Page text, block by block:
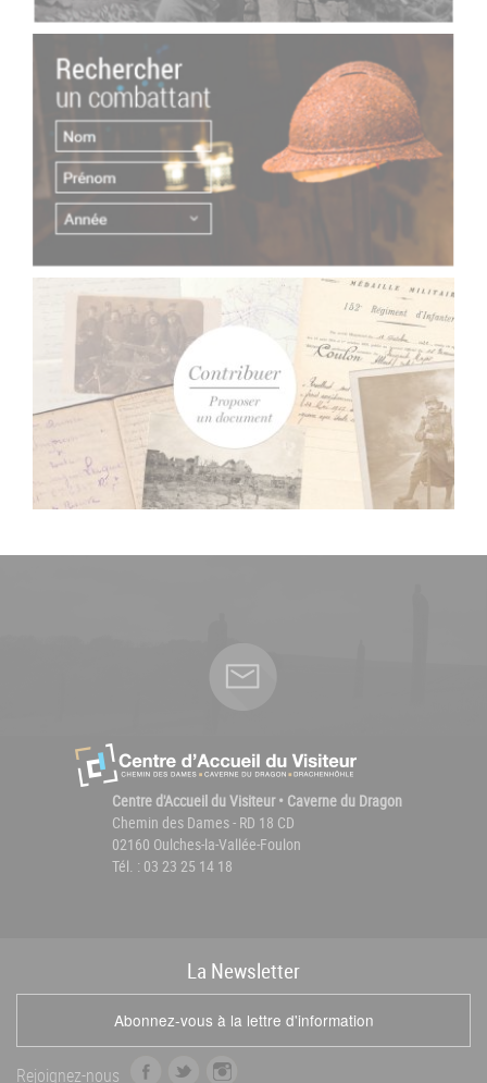
Centre d'Accueil du Visiteur • Caverne du Dragon
Chemin des Dames - RD 18 CD
02160 Oulches-la-Vallée-Foulon
Tél. : 03 23 25 14 18
La Newsletter
Abonnez-vous à la lettre d'information
Rejoignez-nous